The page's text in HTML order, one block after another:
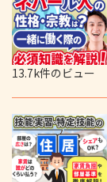
13.7k件のビュー